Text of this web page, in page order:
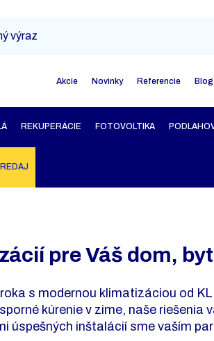
Akcie Novinky Referencie Blog
REKUPERÁCIE FOTOVOLTIKA
pre Váš dom,
s modernou klimatizáciou od
kúrenie v zime, naše
úspešných inštalácií sme vaším